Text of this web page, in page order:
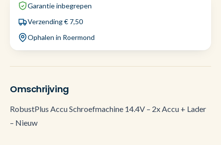
Garantie inbegrepen
Verzending € 7,50
Ophalen in Roermond
Omschrijving
RobustPlus Accu Schroefmachine 14.4V – 2x Accu + Lader
– Nieuw